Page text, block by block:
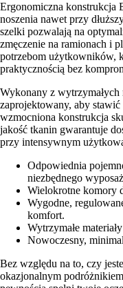
Ergonomiczna konstrukcja
noszenia nawet przy
szelki pozwalają na
zmęczenie na ramionach i
potrzebom użytkowników,
praktycznością bez
Wykonany z wytrzymałych
zaprojektowany, aby
wzmocniona konstrukcja
jakość tkanin gwarantuje
przy intensywnym
Odpowiednia
niezbędnego
Wielokrotne komory
Wygodne,
komfort.
Wytrzymałe
Nowoczesny,
Bez względu na to, czy
okazjonalnym